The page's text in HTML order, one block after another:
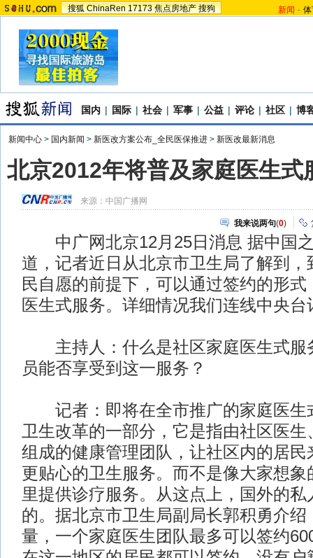
搜狐 ChinaRen 17173 焦点房地产 搜狗 新闻 -
国内 | 国际 | 社会 | 军事 | 公益 | 评论 | 社区 | 博
新闻中心 > 国内新闻 > 新医改方案公布_全民医保推进 > 新医改最新消息
北京2012年将普及家庭医生式
来源： 中国广播网
我来说两句(0)
中广网北京12月25日消息 据中国之
道，记者近日从北京市卫生局了解到，
民自愿的前提下，可以通过签约的形
医生式服务。详细情况我们连线中央台
主持人：什么是社区家庭医生式服
员能否享受到这一服务？
记者：即将在全市推广的家庭医生
卫生改革的一部分，它是指由社区医
组成的健康管理团队，让社区内的居民
更贴心的卫生服务。而不是像大家想象
里提供诊疗服务。从这点上，国外的私
的。据北京市卫生局副局长郭积勇介绍
量，一个家庭医生团队最多可以签约